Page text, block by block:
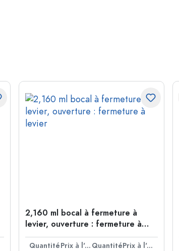
2,160 ml bocal à fermeture à
levier, ouverture : fermeture à
levier
Quantité Prix à l'unité Quantité
Prix à l'unité